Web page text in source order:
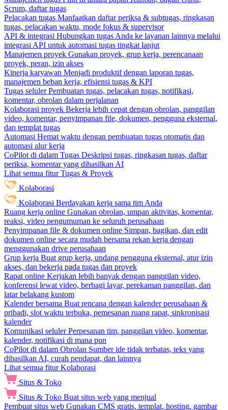
Scrum, daftar tugas
Pelacakan tugas Manfaatkan daftar periksa & subtugas, ringkasan
tugas, pelacakan waktu, mode fokus & supervisor
API & integrasi Hubungkan tugas Anda ke layanan lainnya melalui
integrasi API untuk automasi tugas tingkat lanjut
Manajemen proyek Gunakan proyek, grup kerja, perencanaan
proyek, peran, izin akses
Kinerja karyawan Menjadi produktif dengan laporan tugas,
manajemen beban kerja, efisiensi tugas & KPI
Tugas seluler Pembuatan tugas, pelacakan tugas, notifikasi,
komentar, obrolan dalam perjalanan
Kolaborasi proyek Bekerja lebih cepat dengan obrolan, panggilan
video, komentar, penyimpanan file, dokumen, pengguna eksternal,
dan templat tugas
Automasi Hemat waktu dengan pembuatan tugas otomatis dan
automasi alur kerja
CoPilot di dalam Tugas Deskripsi tugas, ringkasan tugas, daftar
periksa, komentar yang dihasilkan AI
Lihat semua fitur Tugas & Proyek
Kolaborasi
Kolaborasi Berdayakan kerja sama tim Anda
Ruang kerja online Gunakan obrolan, umpan aktivitas, komentar,
reaksi, video pengumuman ke seluruh perusahaan
Penyimpanan file & dokumen online Simpan, bagikan, dan edit
dokumen online secara mudah bersama rekan kerja dengan
menggunakan drive perusahaan
Grup kerja Buat grup kerja, undang pengguna eksternal, atur izin
akses, dan bekerja pada tugas dan proyek
Rapat online Kerjakan lebih banyak dengan panggilan video,
konferensi lewat video, berbagi layar, perekaman panggilan, dan
latar belakang kustom
Kalender bersama Buat rencana dengan kalender perusahaan &
pribadi, slot waktu terbuka, pemesanan ruang rapat, sinkronisasi
kalender
Komunikasi seluler Perpesanan tim, panggilan video, komentar,
kalender, notifikasi di mana pun
CoPilot di dalam Obrolan Sumber ide tidak terbatas, teks yang
dihasilkan AI, curah pendapat, dan lainnya
Lihat semua fitur Kolaborasi
Situs & Toko
Situs & Toko Buat situs web yang menjual
Pembuat situs web Gunakan CMS gratis, templat, hosting, gambar